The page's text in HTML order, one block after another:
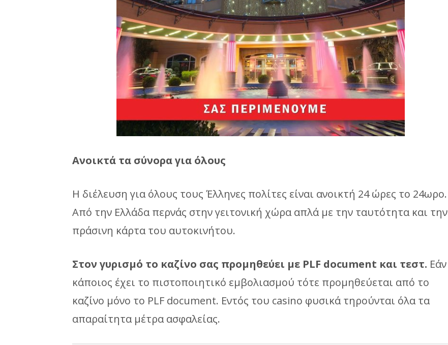
Ανοικτά τα σύνορα για όλους
Η διέλευση για όλους τους Έλληνες πολίτες είναι ανοικτή 24 ώρες το 24ωρο.
Από την Ελλάδα περνάς στην γειτονική χώρα απλά με την ταυτότητα και την
πράσινη κάρτα του αυτοκινήτου.
Στον γυρισμό το καζίνο σας προμηθεύει με PLF document και τεστ. Εάν
κάποιος έχει το πιστοποιητικό εμβολιασμού τότε προμηθεύεται από το
καζίνο μόνο το PLF document. Εντός του casino φυσικά τηρούνται όλα τα
απαραίτητα μέτρα ασφαλείας.